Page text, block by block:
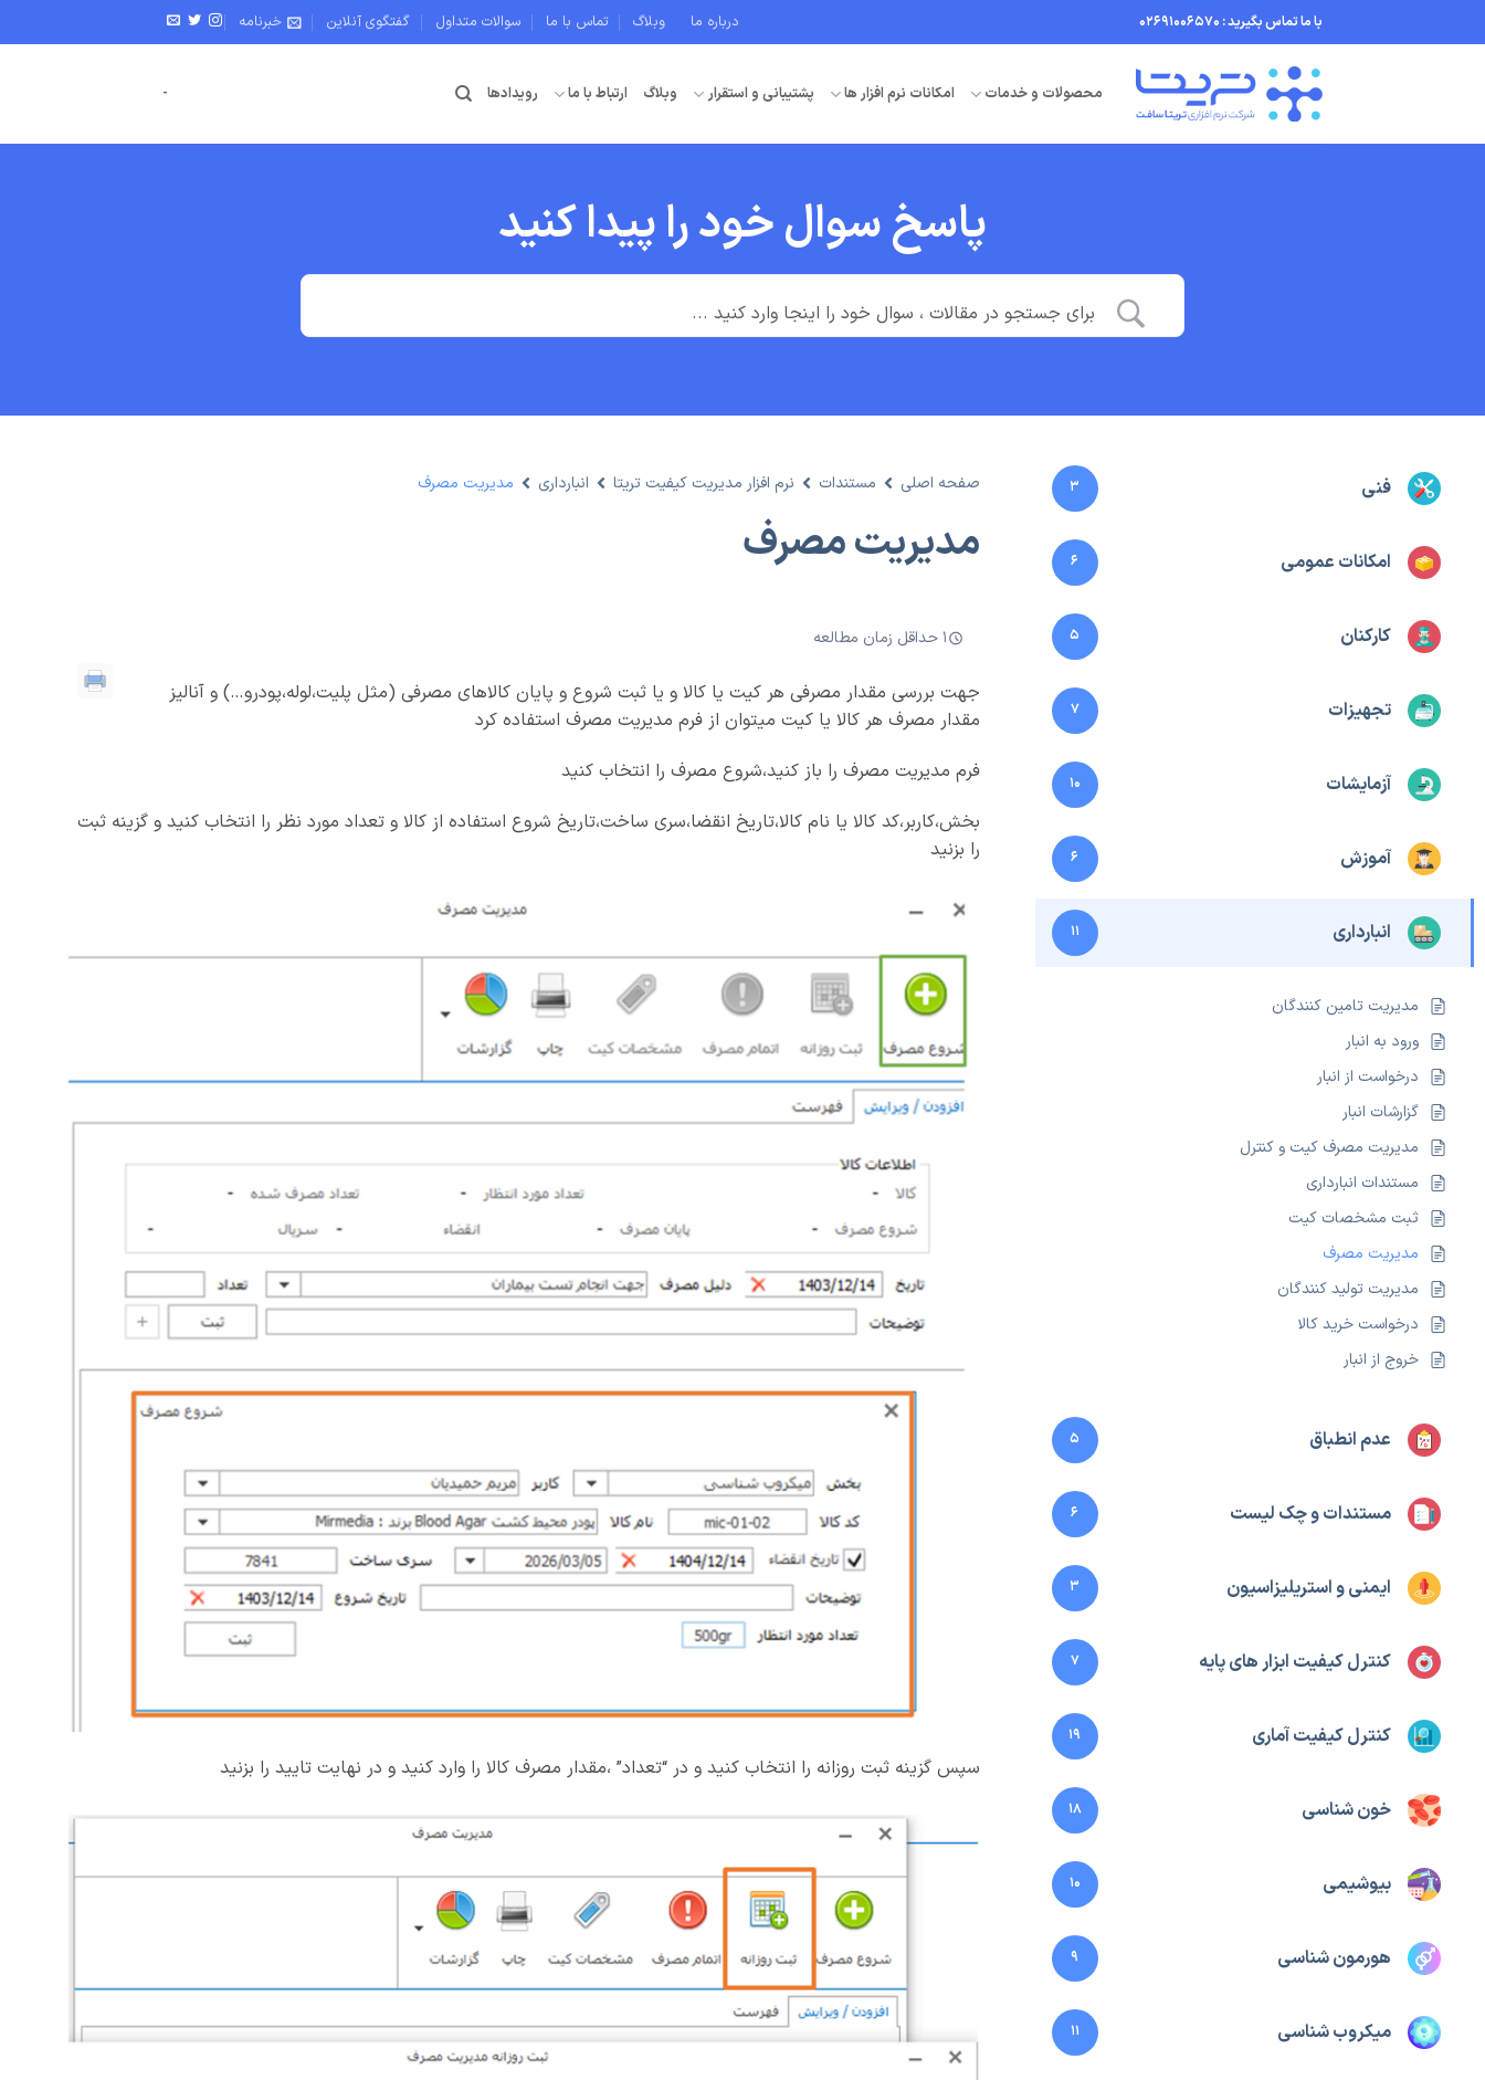
to
با ما تماس بگیرید : 02691006570 درباره ما وبلاگ تماس با ما سوالات متداول گفتگوی آنلاین خبرنامه
محصولات و خدمات امکانات نرم افزار ها پشتیبانی و استقرار وبلاگ ارتباط با ما رویدادها -
پاسخ سوال خود را پیدا کنید
فنی 3
امکانات عمومی 6
کارکنان 5
تجهیزات 7
آزمایشات 10
آموزش 6
انبارداری 11
مدیریت تامین کنندگان
ورود به انبار
درخواست از انبار
گزارشات انبار
مدیریت مصرف کیت و کنترل
مستندات انبارداری
ثبت مشخصات کیت
مدیریت مصرف
مدیریت تولید کنندگان
درخواست خرید کالا
خروج از انبار
عدم انطباق 5
مستندات و چک لیست 6
ایمنی و استریلیزاسیون 3
کنترل کیفیت ابزار های پایه 7
کنترل کیفیت آماری 19
خون شناسی 18
بیوشیمی 10
هورمون شناسی 9
میکروب شناسی 11
صفحه اصلی مستندات نرم افزار مدیریت کیفیت تریتا انبارداری مدیریت مصرف
مدیریت مصرف
1 حداقل زمان مطالعه
جهت بررسی مقدار مصرفی هر کیت یا کالا و یا ثبت شروع و پایان کالاهای مصرفی (مثل پلیت،لوله،پودرو…) و آنالیز
مقدار مصرف هر کالا یا کیت میتوان از فرم مدیریت مصرف استفاده کرد
فرم مدیریت مصرف را باز کنید،شروع مصرف را انتخاب کنید
بخش،کاربر،کد کالا یا نام کالا،تاریخ انقضا،سری ساخت،تاریخ شروع استفاده از کالا و تعداد مورد نظر را انتخاب کنید و گزینه ثبت
را بزنید
سپس گزینه ثبت روزانه را انتخاب کنید و در “تعداد” ،مقدار مصرف کالا را وارد کنید و در نهایت تایید را بزنید